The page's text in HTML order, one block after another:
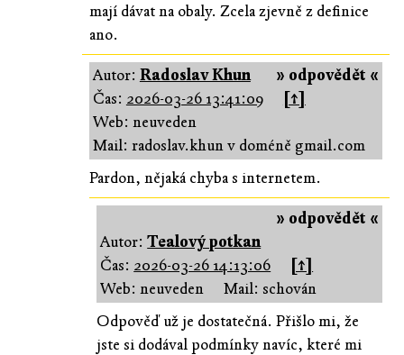
mají dávat na obaly. Zcela zjevně z definice
ano.
» odpovědět «
Autor: Radoslav Khun
Čas: 2026-03-26 13:41:09
[↑]
Web: neuveden
Mail: radoslav.khun v doméně gmail.com
Pardon, nějaká chyba s internetem.
» odpovědět «
Autor:Tealový potkan
Čas: 2026-03-26 14:13:06
[↑]
Web: neuveden
Mail: schován
Odpověď už je dostatečná. Přišlo mi, že
jste si dodával podmínky navíc, které mi